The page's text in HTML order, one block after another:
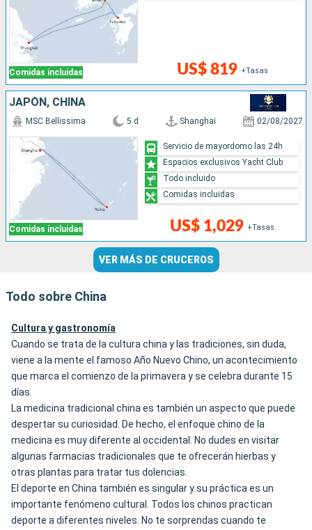
Comidas incluidas US$ 819 +Tasas
JAPÓN, CHINA
Comidas incluidas
MSC Bellissima 5 d Shanghai 02/08/2027
US$ 1,029 +Tasas
Servicio de mayordomo las 24h
Espacios exclusivos Yacht Club
Todo incluido
Comidas incluidas
VER MÁS DE CRUCEROS
Todo sobre China
Cultura y gastronomía
Cuando se trata de la cultura china y las tradiciones, sin duda,
viene a la mente el famoso Año Nuevo Chino, un acontecimiento
que marca el comienzo de la primavera y se celebra durante 15
días.
La medicina tradicional china es también un aspecto que puede
despertar su curiosidad. De hecho, el enfoque chino de la
medicina es muy diferente al occidental. No dudes en visitar
algunas farmacias tradicionales que te ofrecerán hierbas y
otras plantas para tratar tus dolencias.
El deporte en China también es singular y su práctica es un
importante fenómeno cultural. Todos los chinos practican
deporte a diferentes niveles. No te sorprendas cuando te